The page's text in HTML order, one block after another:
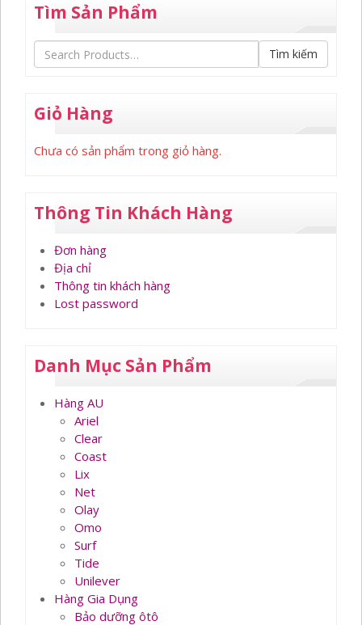
Tìm Sản Phẩm
Tìm kiếm
Giỏ Hàng
Chưa có sản phẩm trong giỏ hàng.
Thông Tin Khách Hàng
Đơn hàng
Địa chỉ
Thông tin khách hàng
Lost password
Danh Mục Sản Phẩm
Hàng AU
Ariel
Clear
Coast
Lix
Net
Olay
Omo
Surf
Tide
Unilever
Hàng Gia Dụng
Bảo dưỡng ôtô